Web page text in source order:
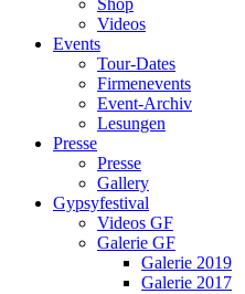
Videos
Events
Tour-Dates
Firmenevents
Event-Archiv
Lesungen
Presse
Presse
Gallery
Gypsyfestival
Videos GF
Galerie GF
Galerie 2019
Galerie 2017